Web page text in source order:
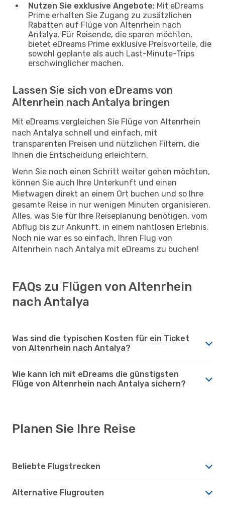
Nutzen Sie exklusive Angebote: Mit eDreams
Prime erhalten Sie Zugang zu zusätzlichen
Rabatten auf Flüge von Altenrhein nach
Antalya. Für Reisende, die sparen möchten,
bietet eDreams Prime exklusive Preisvorteile, die
sowohl geplante als auch Last-Minute-Trips
erschwinglicher machen.
Lassen Sie sich von eDreams von
Altenrhein nach Antalya bringen
Mit eDreams vergleichen Sie Flüge von Altenrhein
nach Antalya schnell und einfach, mit
transparenten Preisen und nützlichen Filtern, die
Ihnen die Entscheidung erleichtern.
Wenn Sie noch einen Schritt weiter gehen möchten,
können Sie auch Ihre Unterkunft und einen
Mietwagen direkt an einem Ort buchen und so Ihre
gesamte Reise in nur wenigen Minuten organisieren.
Alles, was Sie für Ihre Reiseplanung benötigen, vom
Abflug bis zur Ankunft, in einem nahtlosen Erlebnis.
Noch nie war es so einfach, Ihren Flug von
Altenrhein nach Antalya mit eDreams zu buchen!
FAQs zu Flügen von Altenrhein
nach Antalya
Was sind die typischen Kosten für ein Ticket
von Altenrhein nach Antalya?
Wie kann ich mit eDreams die günstigsten
Flüge von Altenrhein nach Antalya sichern?
Planen Sie Ihre Reise
Beliebte Flugstrecken
Alternative Flugrouten